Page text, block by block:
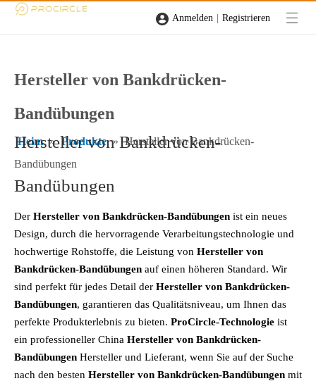
Anmelden | Registrieren
Hersteller von Bankdrücken-
Bandübungen
Heim » Produkte » Hersteller von Bankdrücken-
Bandübungen
Hersteller von Bankdrücken-
Bandübungen
Der Hersteller von Bankdrücken-Bandübungen ist ein neues
Design, durch die hervorragende Verarbeitungstechnologie und
hochwertige Rohstoffe, die Leistung von Hersteller von
Bankdrücken-Bandübungen auf einen höheren Standard. Wir
sind perfekt für jedes Detail der Hersteller von Bankdrücken-
Bandübungen, garantieren das Qualitätsniveau, um Ihnen das
perfekte Produkterlebnis zu bieten. ProCircle-Technologie ist
ein professioneller China Hersteller von Bankdrücken-
Bandübungen Hersteller und Lieferant, wenn Sie auf der Suche
nach den besten Hersteller von Bankdrücken-Bandübungen mit